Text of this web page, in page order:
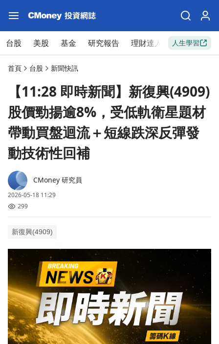
台股 美股 基金 研究報告 理財達人 新手入門
人生學習
首頁 台股 新聞快訊
【11:28 即時新聞】新復興(4909)
股價勁揚逾8%，受低軌衛星題材
帶動買盤迴流＋短線跌深反彈發
動技術性回補
CMoney 研究員
2026-05-18 11:29
299
新復興(4909)